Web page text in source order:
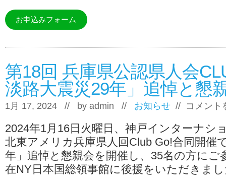
お申込みフォーム
第18回 兵庫県公認県人会
淡路大震災29年」追悼と懇
1月 17, 2024 // by admin // お知らせ //
第
18
兵
庫
県
公
認
県
コメント
2024年1月16日火曜日、神戸インターナシ
北東アメリカ兵庫県人回Club Go!合同開催
年」追悼と懇親会を開催し、35名の方に
在NY日本国総領事館に後援をいただきま